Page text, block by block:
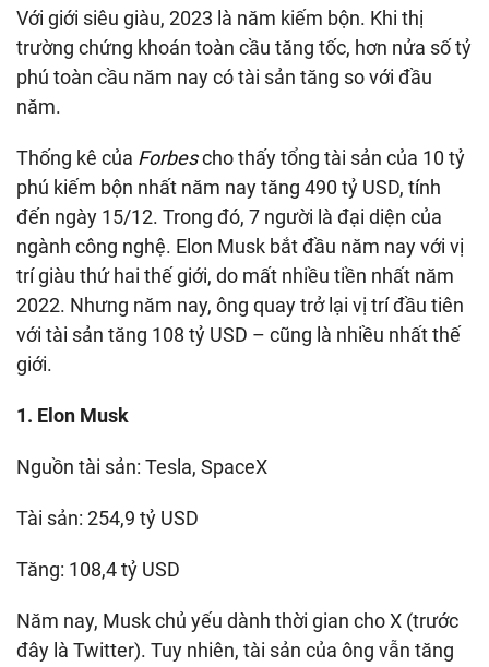
Với giới siêu giàu, 2023 là năm kiếm bộn. Khi thị
trường chứng khoán toàn cầu tăng tốc, hơn nửa số tỷ
phú toàn cầu năm nay có tài sản tăng so với đầu
năm.
Thống kê của Forbescho thấy tổng tài sản của 10 tỷ
phú kiếm bộn nhất năm nay tăng 490 tỷ USD, tính
đến ngày 15/12. Trong đó, 7 người là đại diện của
ngành công nghệ. Elon Musk bắt đầu năm nay với vị
trí giàu thứ hai thế giới, do mất nhiều tiền nhất năm
2022. Nhưng năm nay, ông quay trở lại vị trí đầu tiên
với tài sản tăng 108 tỷ USD – cũng là nhiều nhất thế
giới.
1. Elon Musk
Nguồn tài sản: Tesla, SpaceX
Tài sản: 254,9 tỷ USD
Tăng: 108,4 tỷ USD
Năm nay, Musk chủ yếu dành thời gian cho X (trước
đây là Twitter). Tuy nhiên, tài sản của ông vẫn tăng